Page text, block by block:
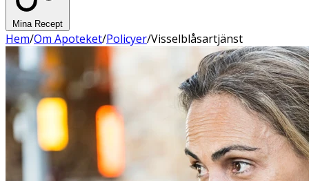
Mina Recept
Hem/Om Apoteket/Policyer/Visselblåsartjänst